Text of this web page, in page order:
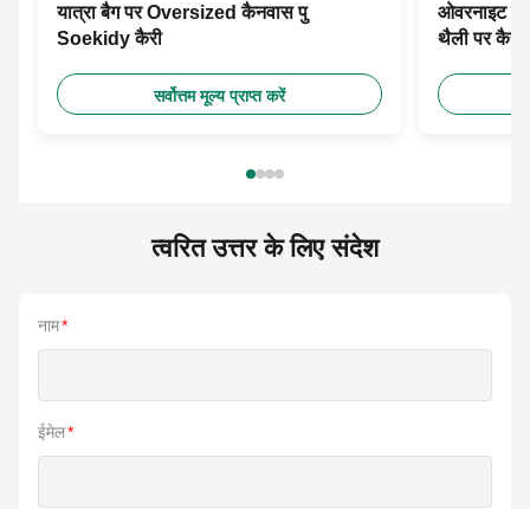
यात्रा बैग पर Oversized कैनवास पु
Soekidy कैरी
सर्वोत्तम मूल्य प्राप्त करें
ओवरनाइट
थैली पर कैरी
त्वरित उत्तर के लिए संदेश
नाम*
ईमेल*